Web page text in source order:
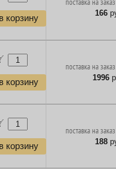
в корзину
поставка на
166
в корзину
поставка на
1996
в корзину
поставка на
188